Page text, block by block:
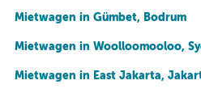
Mietwagen in Gümbet, Bodrum
Mietwagen in Woolloomooloo,
Mietwagen in East Jakarta,